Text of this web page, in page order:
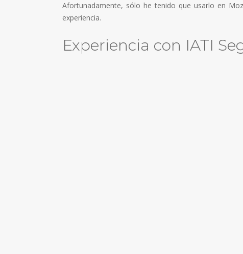
Afortunadamente, sólo he tenido que usarlo en
experiencia.
Experiencia con IATI